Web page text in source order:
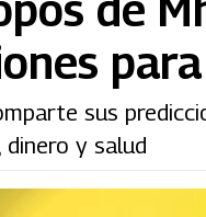
sus
y salud